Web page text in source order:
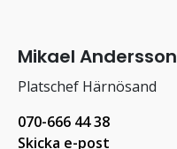
Mikael Andersson
Platschef Härnösand
070-666 44 38
Skicka e-post